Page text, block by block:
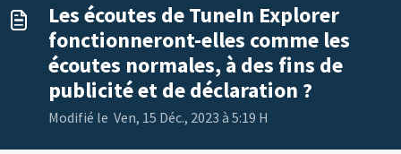
Les écoutes de TuneIn Explorer
fonctionneront-elles comme les
écoutes normales, à des fins de
publicité et de déclaration ?
Modifié le Ven, 15 Déc., 2023 à 5:19 H